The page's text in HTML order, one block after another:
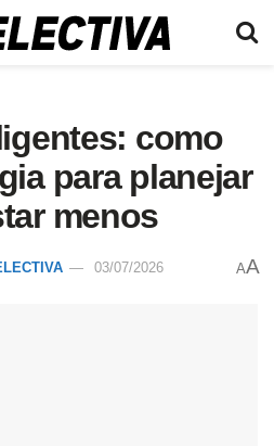
como
para planejar
menos
03/07/2026 AA